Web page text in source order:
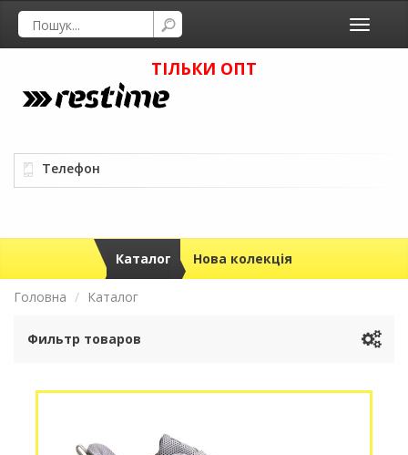
Toggle
ТІЛЬКИ ОПТ
Телефон
Каталог Нова колекція
Головна Каталог
Фильтр товаров